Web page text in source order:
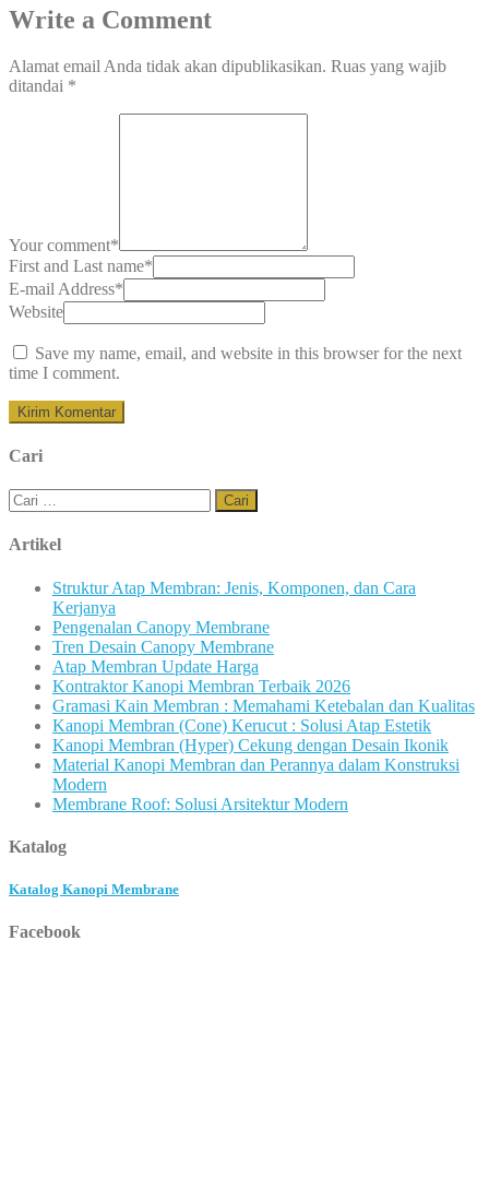
Write a Comment
Alamat email Anda tidak akan dipublikasikan. Ruas yang wajib
ditandai *
Your comment*
First and Last name*
E-mail Address*
Website
Save my name, email, and website in this browser for the next
time I comment.
Cari
Cari
untuk:
Artikel
Struktur Atap Membran: Jenis, Komponen, dan Cara
Kerjanya
Pengenalan Canopy Membrane
Tren Desain Canopy Membrane
Atap Membran Update Harga
Kontraktor Kanopi Membran Terbaik 2026
Gramasi Kain Membran : Memahami Ketebalan dan Kualitas
Kanopi Membran (Cone) Kerucut : Solusi Atap Estetik
Kanopi Membran (Hyper) Cekung dengan Desain Ikonik
Material Kanopi Membran dan Perannya dalam Konstruksi
Modern
Membrane Roof: Solusi Arsitektur Modern
Katalog
Katalog Kanopi Membrane
Facebook